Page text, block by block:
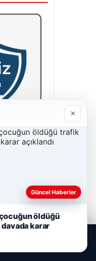
×
Güncel Haberler
öldüğü
karar